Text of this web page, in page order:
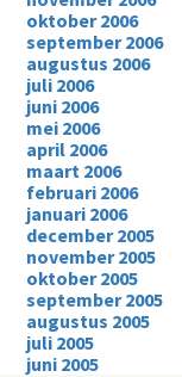
oktober 2006
september 2006
augustus 2006
juli 2006
juni 2006
mei 2006
april 2006
maart 2006
februari 2006
januari 2006
december 2005
november 2005
oktober 2005
september 2005
augustus 2005
juli 2005
juni 2005